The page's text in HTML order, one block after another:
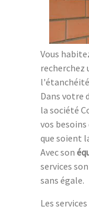
Vous
recherchez
Dans votre
la société
vos
que soient
Avec son
services
sans égale.
Les